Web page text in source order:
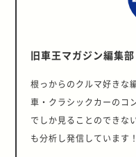
旧車王マガジン編集部
根っからのクルマ好きな
車・クラシックカーのコ
でしか見ることのできな
も分析し発信しています！